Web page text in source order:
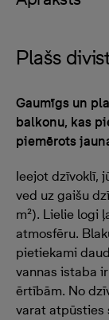
Plašs
Gaumīgs un
balkonu, kas
piemērots
Ieejot dzīvoklī,
ved uz gaišu
m²). Lielie logi
atmosfēru.
pietiekami
vannas istaba
ērtībām. No
varat atpūsties